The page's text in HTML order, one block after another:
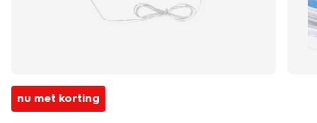
nu met korting